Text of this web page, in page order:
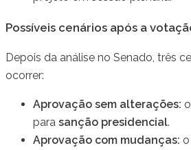
Possíveis cenários após a
Depois da análise no Senado, três
ocorrer:
Aprovação sem alterações:
para sanção presidencial.
Aprovação com mudanças: